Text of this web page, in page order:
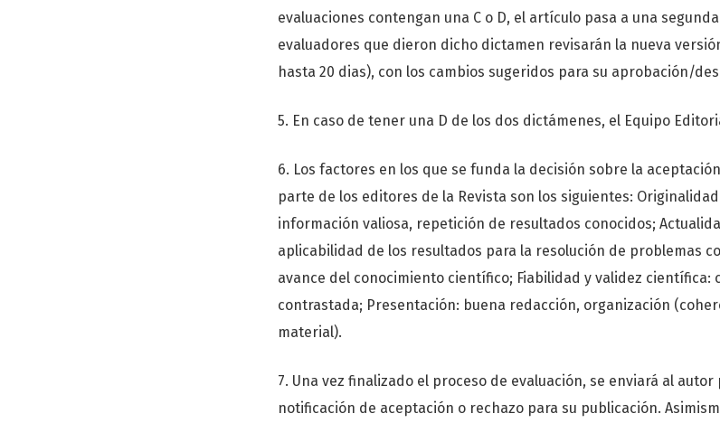
evaluaciones contengan una C o D, el artículo pasa a una
evaluadores que dieron dicho dictamen revisarán la nueva
hasta 20 dias), con los cambios sugeridos para su aprobación/
5. En caso de tener una D de los dos dictámenes, el Equipo
6. Los factores en los que se funda la decisión sobre la
parte de los editores de la Revista son los siguientes:
información valiosa, repetición de resultados conocidos;
aplicabilidad de los resultados para la resolución de problemas
avance del conocimiento científico; Fiabilidad y validez científica:
contrastada; Presentación: buena redacción, organización
material).
7. Una vez finalizado el proceso de evaluación, se enviará al
notificación de aceptación o rechazo para su publicación.